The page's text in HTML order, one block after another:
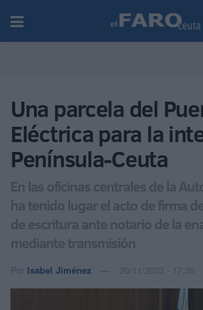
Una parcela del
Eléctrica para la
Península-Ceuta
En las oficinas centrales de la
ha tenido lugar el acto de firma
de escritura ante notario de la
mediante transmisión
Por Isabel Jiménez 20/11/2023 - 17:30